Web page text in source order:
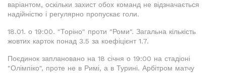
варіантом, оскільки захист обох команд не відзначається
надійністю і регулярно пропускає голи.
18.01. о 19:00. "Торіно" проти "Роми". Загальна кількість
жовтих карток понад 3.5 за коефіцієнт 1.7.
Поєдинок заплановано на 18 січня о 19:00 на стадіоні
"Олімпіко", проте не в Римі, а в Турині. Арбітром матчу